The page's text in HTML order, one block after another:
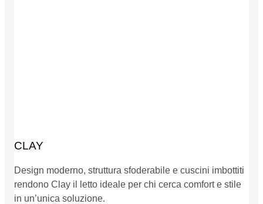
CLAY
Design moderno, struttura sfoderabile e cuscini imbottiti
rendono Clay il letto ideale per chi cerca comfort e stile
in un’unica soluzione.